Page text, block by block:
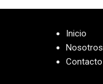
Inicio
Nosotros
Contacto